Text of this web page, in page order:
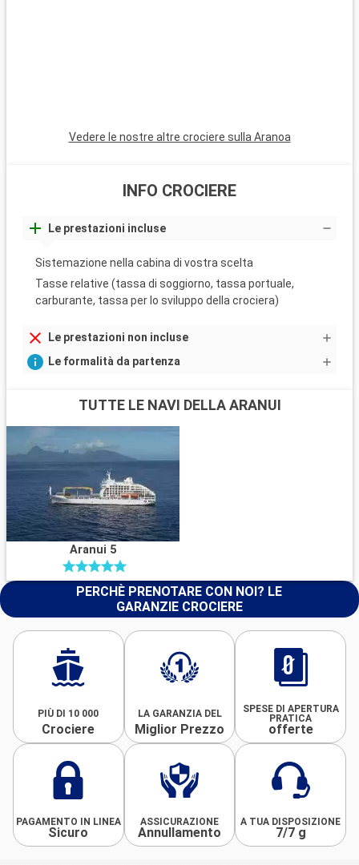
baie spettacolari, spiagge dalle sabbie bianche e cime
Vedere le nostre altre crociere sulla Aranoa
INFO CROCIERE
Le prestazioni incluse
Sistemazione nella cabina di vostra scelta
Tasse relative (tassa di soggiorno, tassa portuale,
carburante, tassa per lo sviluppo della crociera)
Le prestazioni non incluse
Le formalità da partenza
TUTTE LE NAVI DELLA ARANUI
Aranui 5
PERCHÈ PRENOTARE CON NOI? LE
GARANZIE CROCIERE
PIÙ DI 10 000
Crociere
LA GARANZIA DEL
Miglior Prezzo
SPESE DI APERTURA
PRATICA
offerte
PAGAMENTO IN LINEA
Sicuro
ASSICURAZIONE
Annullamento
A TUA DISPOSIZIONE
7/7 g